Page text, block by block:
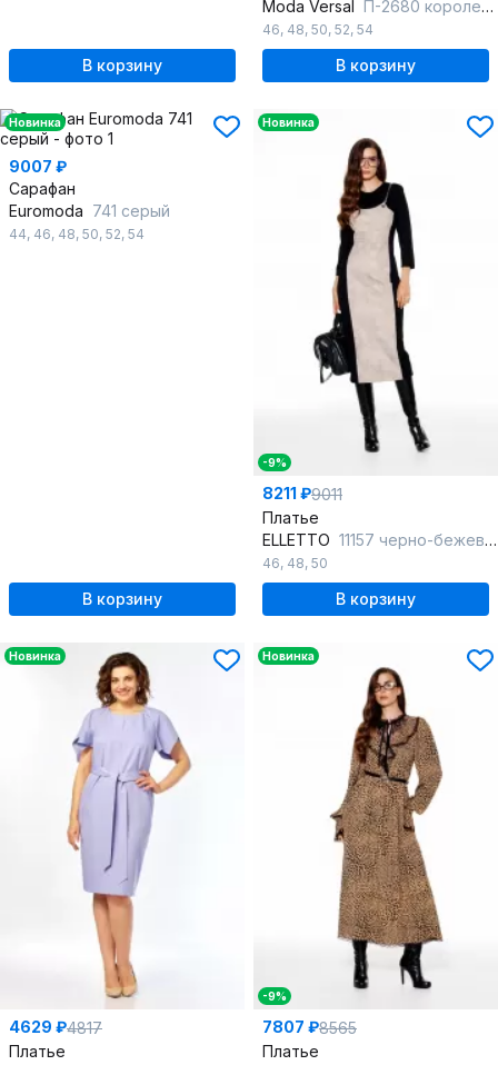
В корзину
Moda Versal П-2680 королевско синий
46, 48, 50, 52, 54
В корзину
Новинка
9007 ₽
Сарафан
Euromoda 741 серый
44, 46, 48, 50, 52, 54
В корзину
Новинка
-9%
8211 ₽9011
Платье
ELLETTO 11157 черно-бежевый
46, 48, 50
В корзину
Новинка
4629 ₽4817
Платье
Новинка
-9%
7807 ₽8565
Платье